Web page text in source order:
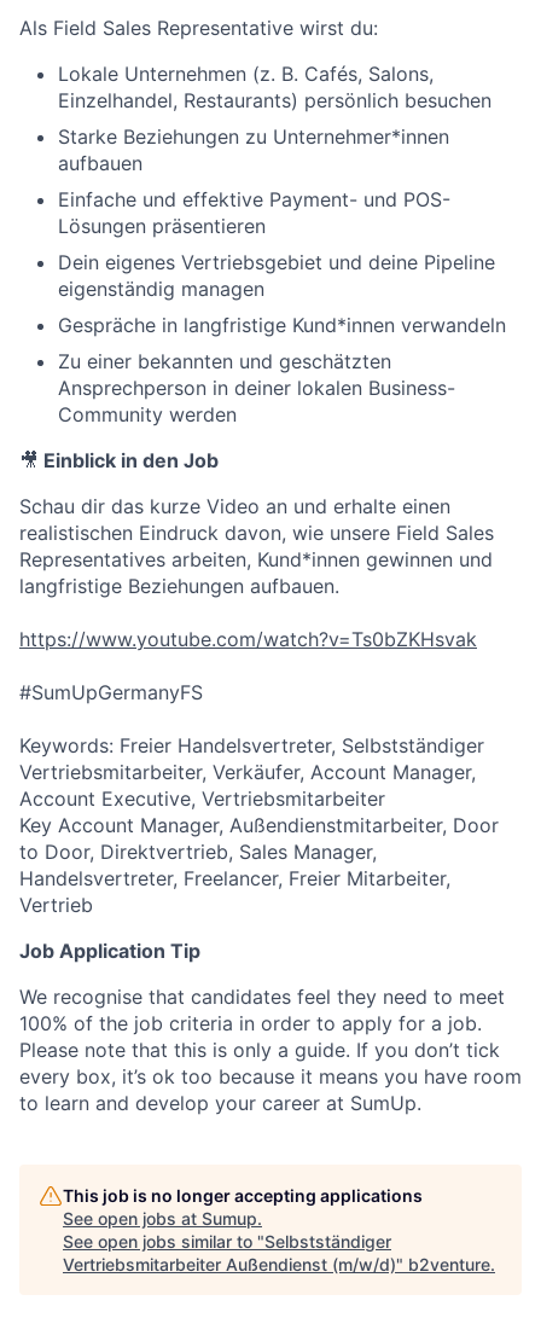
Als Field Sales Representative wirst du:
Lokale Unternehmen (z. B. Cafés, Salons,
Einzelhandel, Restaurants) persönlich besuchen
Starke Beziehungen zu Unternehmer*innen
aufbauen
Einfache und effektive Payment- und POS-
Lösungen präsentieren
Dein eigenes Vertriebsgebiet und deine Pipeline
eigenständig managen
Gespräche in langfristige Kund*innen verwandeln
Zu einer bekannten und geschätzten
Ansprechperson in deiner lokalen Business-
Community werden
🎥 Einblick in den Job
Schau dir das kurze Video an und erhalte einen
realistischen Eindruck davon, wie unsere Field Sales
Representatives arbeiten, Kund*innen gewinnen und
langfristige Beziehungen aufbauen.
https://www.youtube.com/watch?v=Ts0bZKHsvak
#SumUpGermanyFS
Keywords: Freier Handelsvertreter, Selbstständiger
Vertriebsmitarbeiter, Verkäufer, Account Manager,
Account Executive, Vertriebsmitarbeiter
Key Account Manager, Außendienstmitarbeiter, Door
to Door, Direktvertrieb, Sales Manager,
Handelsvertreter, Freelancer, Freier Mitarbeiter,
Vertrieb
Job Application Tip
We recognise that candidates feel they need to meet
100% of the job criteria in order to apply for a job.
Please note that this is only a guide. If you don’t tick
every box, it’s ok too because it means you have room
to learn and develop your career at SumUp.
This job is no longer accepting applications
See open jobs at Sumup.
See open jobs similar to "Selbstständiger
Vertriebsmitarbeiter Außendienst (m/w/d)" b2venture.